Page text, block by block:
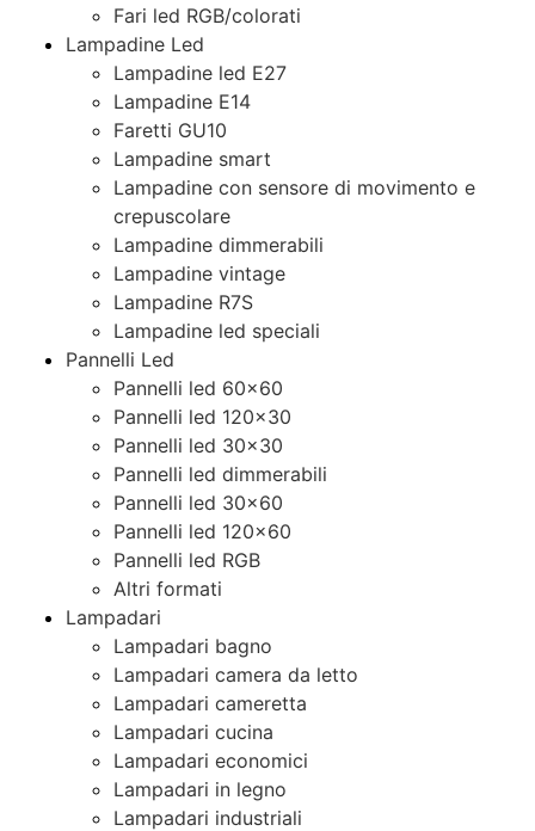
Fari led RGB/colorati
Lampadine Led
Lampadine led E27
Lampadine E14
Faretti GU10
Lampadine smart
Lampadine con sensore di movimento e
crepuscolare
Lampadine dimmerabili
Lampadine vintage
Lampadine R7S
Lampadine led speciali
Pannelli Led
Pannelli led 60×60
Pannelli led 120×30
Pannelli led 30×30
Pannelli led dimmerabili
Pannelli led 30×60
Pannelli led 120×60
Pannelli led RGB
Altri formati
Lampadari
Lampadari bagno
Lampadari camera da letto
Lampadari cameretta
Lampadari cucina
Lampadari economici
Lampadari in legno
Lampadari industriali